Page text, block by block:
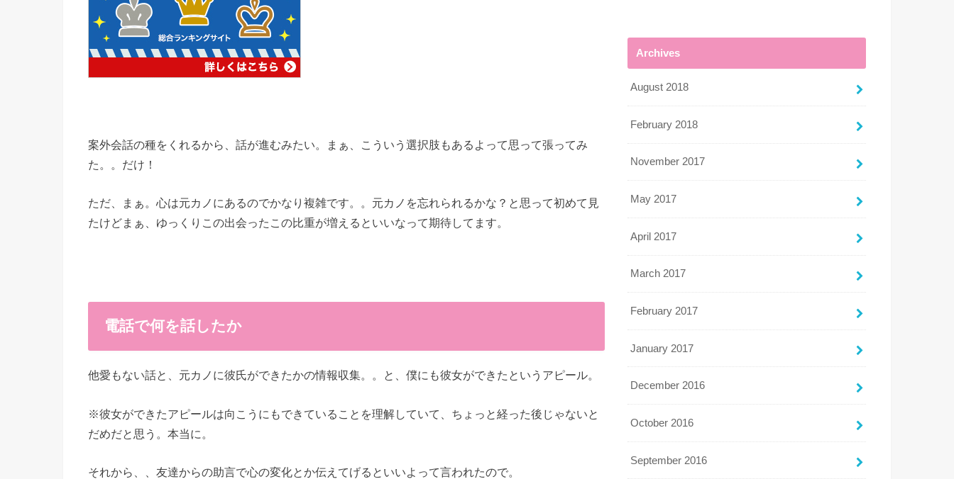
案外会話の種をくれるから、話が進むみたい。まぁ、こういう選択肢もあるよって思って張ってみ
た。。だけ！
ただ、まぁ。心は元カノにあるのでかなり複雑です。。元カノを忘れられるかな？と思って初めて見
たけどまぁ、ゆっくりこの出会ったこの比重が増えるといいなって期待してます。
電話で何を話したか
他愛もない話と、元カノに彼氏ができたかの情報収集。。と、僕にも彼女ができたというアピール。
※彼女ができたアピールは向こうにもできていることを理解していて、ちょっと経った後じゃないと
だめだと思う。本当に。
それから、、友達からの助言で心の変化とか伝えてげるといいよって言われたので。
Archives
August 2018
February 2018
November 2017
May 2017
April 2017
March 2017
February 2017
January 2017
December 2016
October 2016
September 2016